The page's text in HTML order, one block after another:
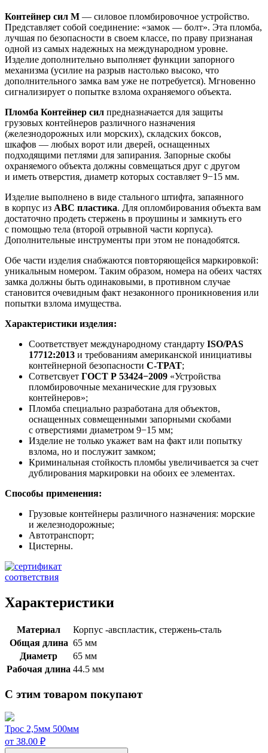
Контейнер сил М — силовое пломбировочное устройство.
Представляет собой соединение: «замок — болт». Эта пломба,
лучшая по безопасности в своем классе, по праву признаная
одной из самых надежных на международном уровне.
Изделие дополнительно выполняет функции запорного
механизма (усилие на разрыв настолько высоко, что
дополнительного замка вам уже не потребуется). Мгновенно
сигнализирует о попытке взлома охраняемого объекта.
Пломба Контейнер сил предназначается для защиты
грузовых контейнеров различного назначения
(железнодорожных или морских), складских боксов,
шкафов — любых ворот или дверей, оснащенных
подходящими петлями для запирания. Запорные скобы
охраняемого объекта должны совмещаться друг с другом
и иметь отверстия, диаметр которых составляет 9−15 мм.
Изделие выполнено в виде стального штифта, запаянного
в корпус из АВС пластика. Для опломбирования объекта вам
достаточно продеть стержень в проушины и замкнуть его
с помощью тела (второй отрывной части корпуса).
Дополнительные инструменты при этом не понадобятся.
Обе части изделия снабжаются повторяющейся маркировкой:
уникальным номером. Таким образом, номера на обеих частях
замка должны быть одинаковыми, в противном случае
становится очевидным факт незаконного проникновения или
попытки взлома имущества.
Характеристики изделия:
Соответствует международному стандарту ISO/PAS
17712:2013 и требованиям американской инициативы
контейнерной безопасности C-TPAT;
Сответсвует ГОСТ Р 53424−2009 «Устройства
пломбировочные механические для грузовых
контейнеров»;
Пломба специально разработана для объектов,
оснащенных совмещенными запорными скобами
с отверстиями диаметром 9−15 мм;
Изделие не только укажет вам на факт или попытку
взлома, но и послужит замком;
Криминальная стойкость пломбы увеличивается за счет
дублирования маркировки на обоих ее элементах.
Способы применения:
Грузовые контейнеры различного назначения: морские
и железнодорожные;
Автотранспорт;
Цистерны.
Характеристики
Материал
Корпус -авспластик, стержень-сталь
Общая длина 65 мм
Диаметр
65 мм
Рабочая длина 44.5 мм
С этим товаром покупают
Трос 2,5мм 500мм
от 38.00 ₽